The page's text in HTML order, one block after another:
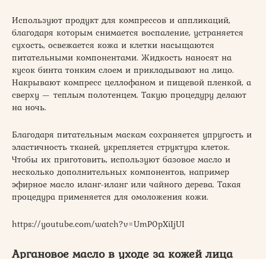
Используют продукт для компрессов и аппликаций,
благодаря которым снимается воспаление, устраняется
сухость, освежается кожа и клетки насыщаются
питательными компонентами. Жидкость наносят на
кусок бинта тонким слоем и прикладывают на лицо.
Накрывают компресс целлофаном и пищевой пленкой, а
сверху — теплым полотенцем. Такую процедуру делают
на ночь.
Благодаря питательным маскам сохраняется упругость и
эластичность тканей, укрепляется структура клеток.
Чтобы их приготовить, используют базовое масло и
несколько дополнительных компонентов, например
эфирное масло иланг-иланг или чайного дерева. Такая
процедура применяется для омоложения кожи.
https://youtube.com/watch?v=UmP0pXiIjUI
Аргановое масло в уходе за кожей лица